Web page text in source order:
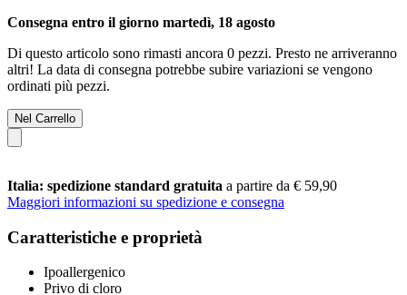
Consegna entro il giorno martedì, 18 agosto
Di questo articolo sono rimasti ancora 0 pezzi. Presto ne arriveranno
altri! La data di consegna potrebbe subire variazioni se vengono
ordinati più pezzi.
Nel Carrello
Italia: spedizione standard gratuita a partire da € 59,90
Maggiori informazioni su spedizione e consegna
Caratteristiche e proprietà
Ipoallergenico
Privo di cloro